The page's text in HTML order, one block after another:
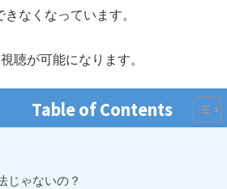
なくなっています。
聴が可能になります。
Table of Contents
じゃないの？